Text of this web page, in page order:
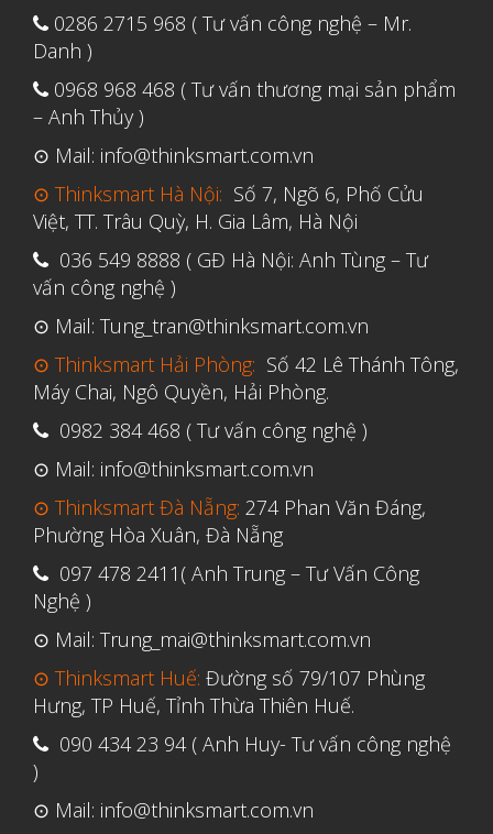
0286 2715 968 ( Tư vấn công nghệ – Mr.
Danh )
0968 968 468 ( Tư vấn thương mại sản phẩm
– Anh Thủy )
⊙ Mail: info@thinksmart.com.vn
⊙ Thinksmart Hà Nội: Số 7, Ngõ 6, Phố Cửu
Việt, TT. Trâu Quỳ, H. Gia Lâm, Hà Nội
036 549 8888 ( GĐ Hà Nội: Anh Tùng – Tư
vấn công nghệ )
⊙ Mail: Tung_tran@thinksmart.com.vn
⊙ Thinksmart Hải Phòng: Số 42 Lê Thánh Tông,
Máy Chai, Ngô Quyền, Hải Phòng.
0982 384 468 ( Tư vấn công nghệ )
⊙ Mail: info@thinksmart.com.vn
⊙ Thinksmart Đà Nẵng: 274 Phan Văn Đáng,
Phường Hòa Xuân, Đà Nẵng
097 478 2411( Anh Trung – Tư Vấn Công
Nghệ )
⊙ Mail: Trung_mai@thinksmart.com.vn
⊙ Thinksmart Huế: Đường số 79/107 Phùng
Hưng, TP Huế, Tỉnh Thừa Thiên Huế.
090 434 23 94 ( Anh Huy- Tư vấn công nghệ
)
⊙ Mail: info@thinksmart.com.vn